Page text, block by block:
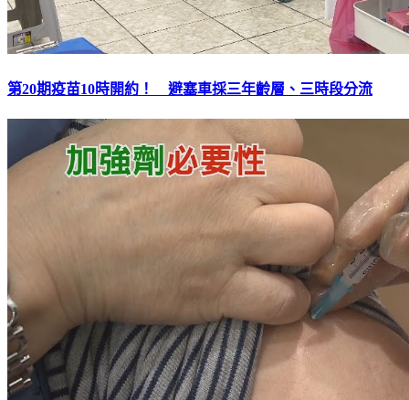
第20期疫苗10時開約！ 避塞車採三年齡層、三時段分流